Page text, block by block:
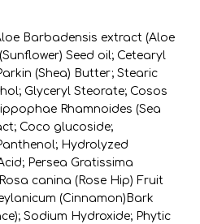
Barbadensis extract (Aloe
Seed oil; Cetearyl
(Shea) Butter; Stearic
Glyceryl Steorate; Cosos
Rhamnoides (Sea
Coco glucoside;
Hydrolyzed
Persea Gratissima
canina (Rose Hip) Fruit
(Cinnamon)Bark
Sodium Hydroxide; Phytic